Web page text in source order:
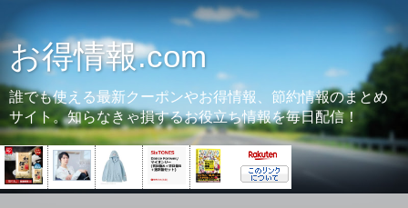
お得情報.com
誰でも使える最新クーポンやお得情報、節約情報のまとめ
サイト。知らなきゃ損するお役立ち情報を毎日配信！